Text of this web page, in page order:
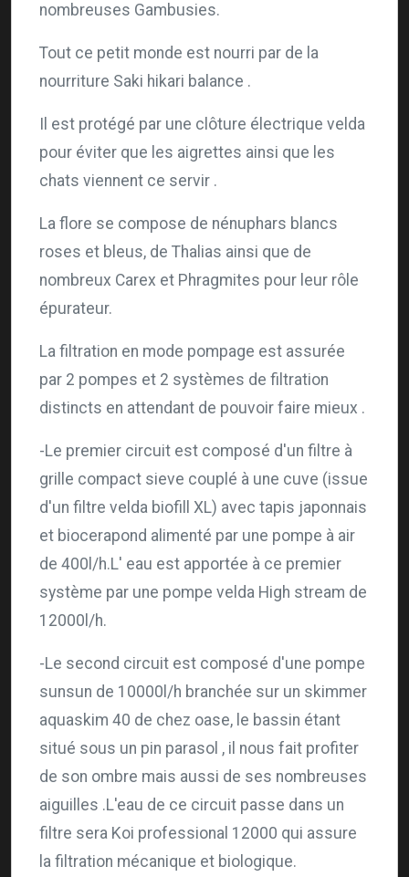
nombreuses Gambusies.
Tout ce petit monde est nourri par de la
nourriture Saki hikari balance .
Il est protégé par une clôture électrique velda
pour éviter que les aigrettes ainsi que les
chats viennent ce servir .
La flore se compose de nénuphars blancs
roses et bleus, de Thalias ainsi que de
nombreux Carex et Phragmites pour leur rôle
épurateur.
La filtration en mode pompage est assurée
par 2 pompes et 2 systèmes de filtration
distincts en attendant de pouvoir faire mieux .
-Le premier circuit est composé d'un filtre à
grille compact sieve couplé à une cuve (issue
d'un filtre velda biofill XL) avec tapis japonnais
et biocerapond alimenté par une pompe à air
de 400l/h.L' eau est apportée à ce premier
système par une pompe velda High stream de
12000l/h.
-Le second circuit est composé d'une pompe
sunsun de 10000l/h branchée sur un skimmer
aquaskim 40 de chez oase, le bassin étant
situé sous un pin parasol , il nous fait profiter
de son ombre mais aussi de ses nombreuses
aiguilles .L'eau de ce circuit passe dans un
filtre sera Koi professional 12000 qui assure
la filtration mécanique et biologique.